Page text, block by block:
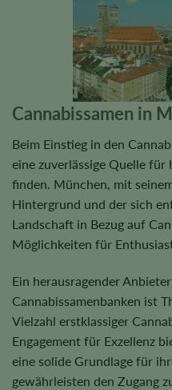
Cannabissamen in
Beim Einstieg in den
eine zuverlässige Quelle für
finden. München, mit
Hintergrund und der sich
Landschaft in Bezug auf
Möglichkeiten für
Ein herausragender
Cannabissamenbanken ist
Vielzahl erstklassiger
Engagement für Exzellenz
eine solide Grundlage für
gewährleisten den Zugang